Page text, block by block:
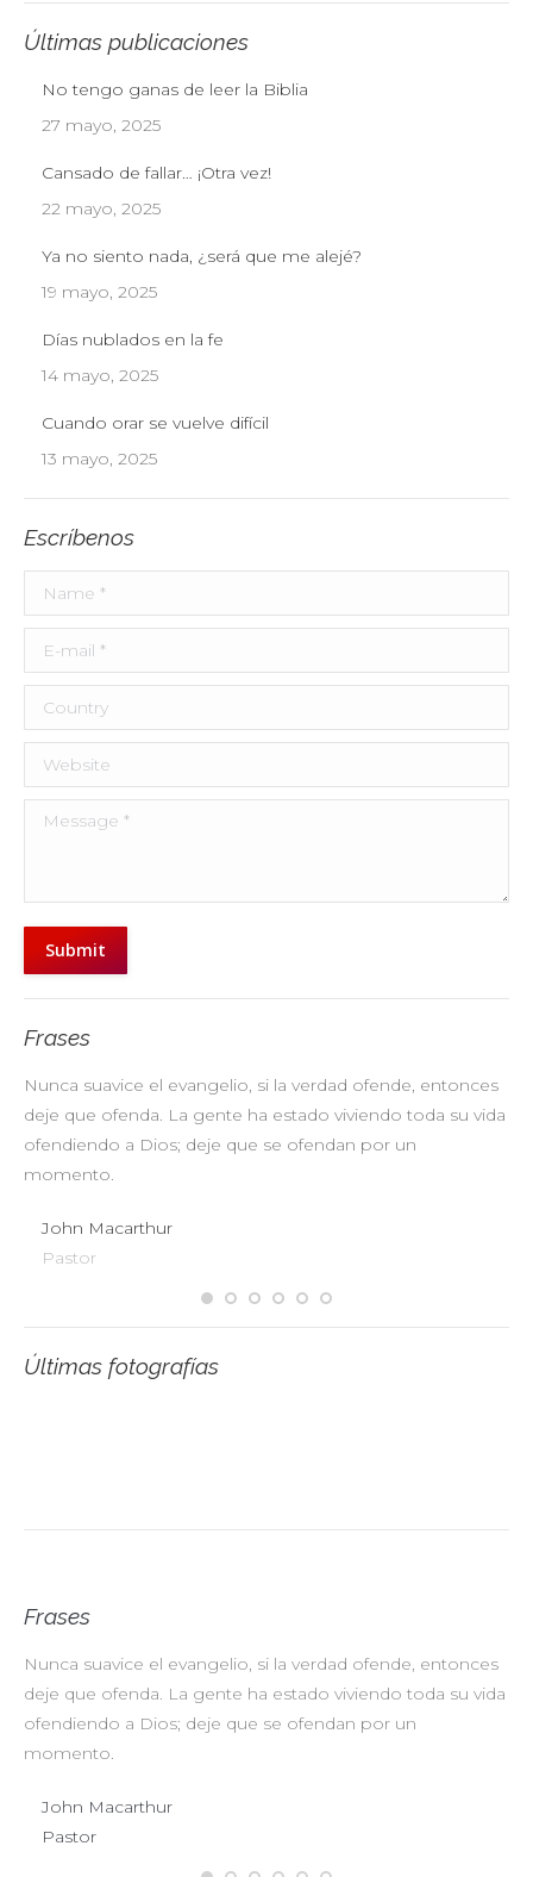
Últimas publicaciones
No tengo ganas de leer la Biblia
27 mayo, 2025
Cansado de fallar… ¡Otra vez!
22 mayo, 2025
Ya no siento nada, ¿será que me alejé?
19 mayo, 2025
Días nublados en la fe
14 mayo, 2025
Cuando orar se vuelve difícil
13 mayo, 2025
Escríbenos
Name *
E-mail *
Country
Website
Message *
Submit
Frases
Nunca suavice el evangelio, si la verdad ofende, entonces
deje que ofenda. La gente ha estado viviendo toda su vida
ofendiendo a Dios; deje que se ofendan por un
momento.
John Macarthur
Pastor
Últimas fotografías
Frases
Nunca suavice el evangelio, si la verdad ofende, entonces
deje que ofenda. La gente ha estado viviendo toda su vida
ofendiendo a Dios; deje que se ofendan por un
momento.
John Macarthur
Pastor